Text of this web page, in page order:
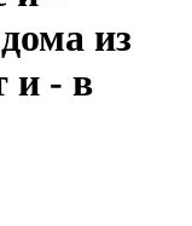
из
и - в